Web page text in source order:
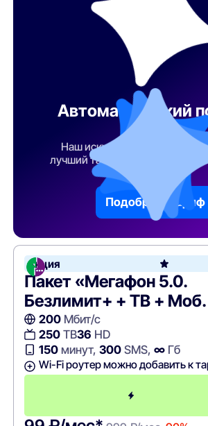
Автоматический
тарифа
Наш искусственный
лучший тарифный план по
Подобрать тариф
Акция
Пакет «Мегафон 5.0.
Безлимит+ + ТВ + Моб.
200Мбит/с
250ТВ36 HD
150минут, 300SMS, ∞Гб
Wi-Fi роутер можно добавить к